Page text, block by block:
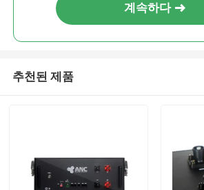
계속하다
추천된 제품